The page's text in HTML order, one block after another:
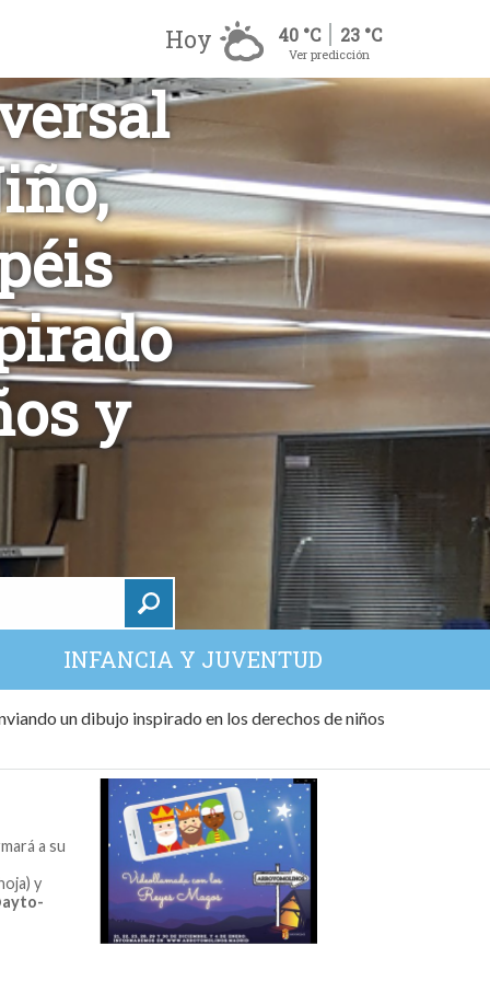
Hoy 40 °C 23 °C
Ver predicción
y
INFANCIA Y JUVENTUD
un dibujo inspirado en los derechos de niños
a su
y